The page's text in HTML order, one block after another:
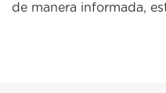
de manera informada,